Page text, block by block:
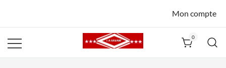
Mon compte
0